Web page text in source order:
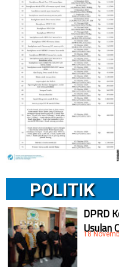
POLITIK
DPRD
Usulan
18